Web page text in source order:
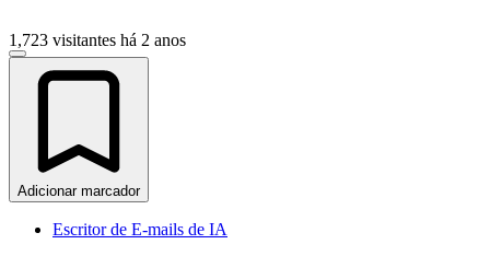
1,723 visitantes há 2 anos
Adicionar marcador
Escritor de E-mails de IA